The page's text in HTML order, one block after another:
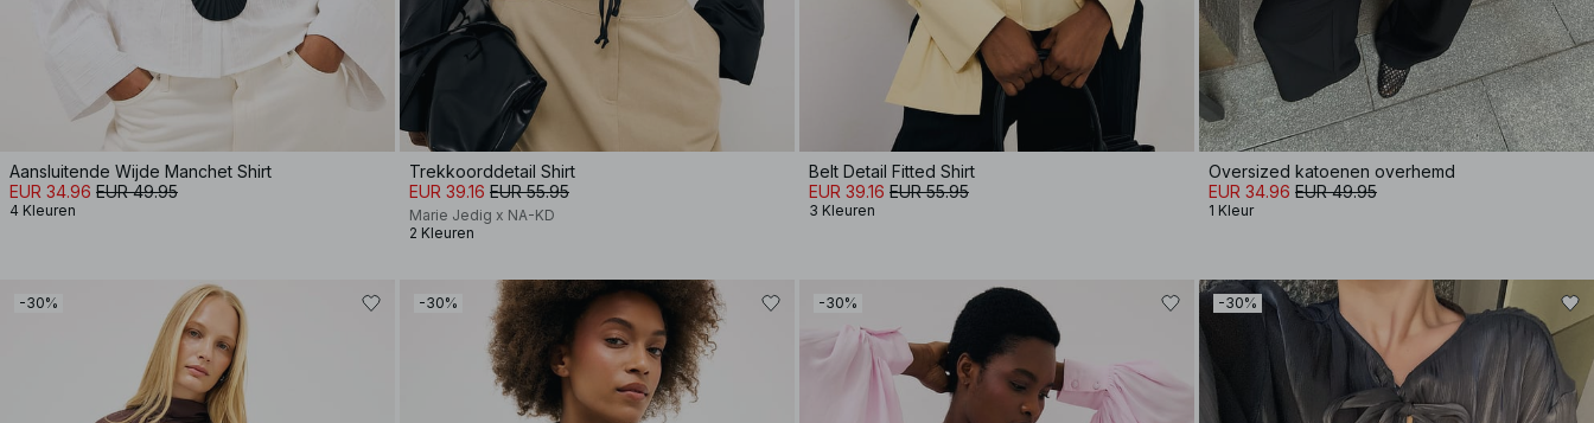
Aansluitende Wijde Manchet Shirt
EUR 34.96 EUR 49.95
4 Kleuren
Trekkoorddetail Shirt
EUR 39.16 EUR 55.95
Marie Jedig x NA-KD
2 Kleuren
Belt Detail Fitted Shirt
EUR 39.16 EUR 55.95
3 Kleuren
Oversized katoenen overhemd
EUR 34.96 EUR 49.95
1 Kleur
-30% -30% -30% -30%